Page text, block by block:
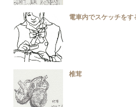
電車内でスケッチをす
椎茸